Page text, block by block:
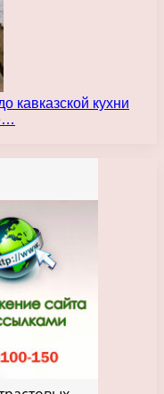
кавказской кухни